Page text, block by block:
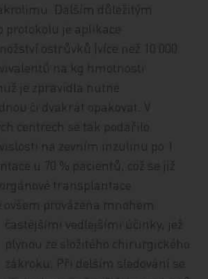
Dalším důležitým
protokolu je aplikace
ostrůvků (více než 10 000
na kg hmotnosti
je zpravidla nutné
či dvakrát opakovat. V
centrech se tak podařilo
na zevním inzulinu po 1
u 70 % pacientů, což se již
transplantace
provázena mnohem
častějšími vedlejšími účinky, jež
plynou ze složitého chirurgického
zákroku. Při delším sledování se